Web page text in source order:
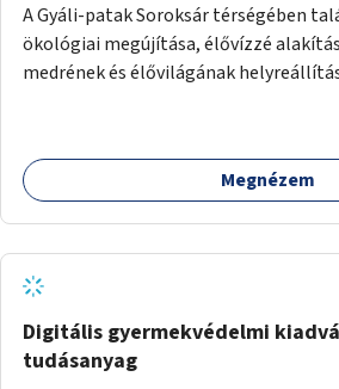
A Gyáli-patak Soroksár térségében
ökológiai megújítása, élővízzé
medrének és élővilágának
Megnézem
Digitális gyermekvédelmi
tudásanyag